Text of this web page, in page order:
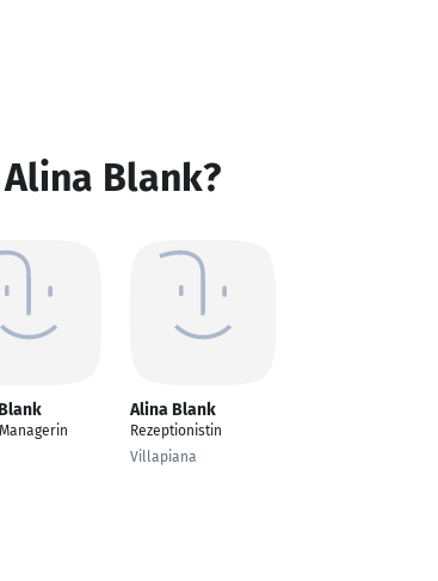
Blank?
Alina Blank
Rezeptionistin
Villapiana